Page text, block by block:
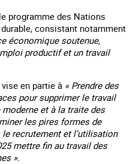
programme des Nations
consistant notamment
économique soutenue,
productif et un travail
en partie à « Prendre des
pour supprimer le travail
moderne et à la traite des
les pires formes de
recrutement et l’utilisation
mettre fin au travail des
».